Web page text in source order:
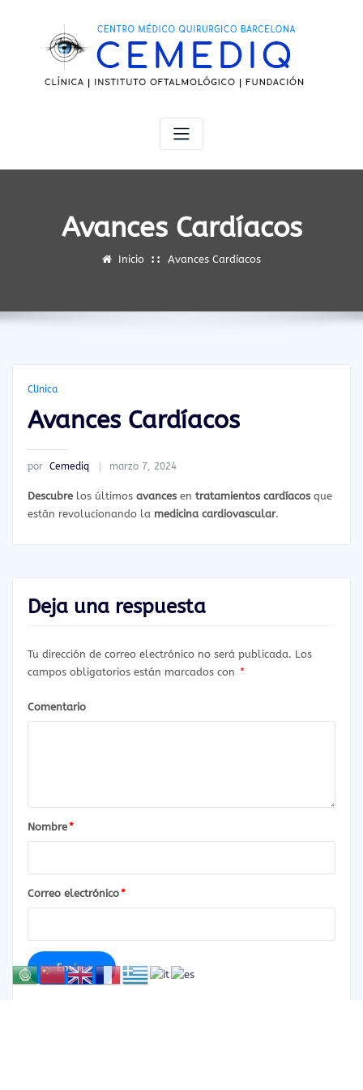
Avances Cardíacos
Inicio Avances Cardíacos
Clínica
Avances Cardíacos
por Cemediq marzo 7, 2024
Descubrelos últimos avancesen tratamientos cardíacosque
están revolucionando la medicina cardiovascular.
Deja una respuesta
Tu dirección de correo electrónico no será publicada. Los
campos obligatorios están marcados con *
Comentario
Nombre*
Correo electrónico*